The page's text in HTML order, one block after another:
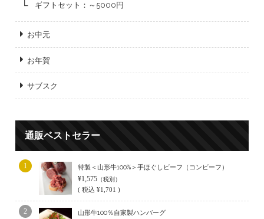
ギフトセット：～5000円
お中元
お年賀
サブスク
通販ベストセラー
1 特製＜山形牛100%＞手ほぐしビーフ（コンビーフ）
¥1,575 （税別）
( 税込 ¥1,701 )
2 山形牛100％自家製ハンバーグ